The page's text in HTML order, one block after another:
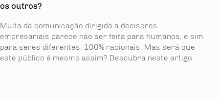
os outros?
Muita da comunicação dirigida a decisores
empresariais parece não ser feita para humanos, e sim
para seres diferentes, 100% racionais. Mas será que
este público é mesmo assim? Descubra neste artigo.